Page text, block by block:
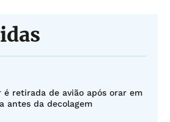
é retirada de avião após orar em
antes da decolagem